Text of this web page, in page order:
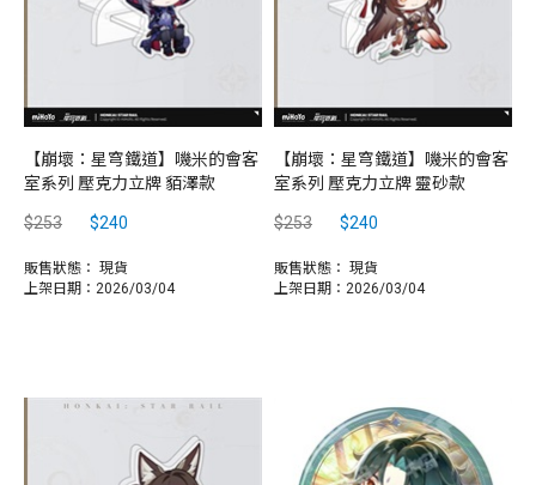
【崩壞：星穹鐵道】嘰米的會客
室系列 壓克力立牌 貊澤款
$253 $240
販售狀態： 現貨
上架日期：2026/03/04
【崩壞：星穹鐵道】嘰米的會客
室系列 壓克力立牌 靈砂款
$253 $240
販售狀態： 現貨
上架日期：2026/03/04